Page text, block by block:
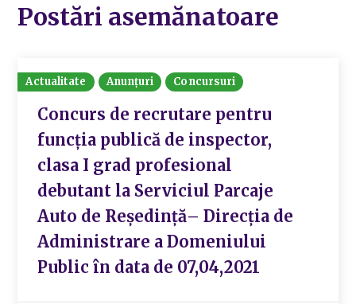
Postări asemănatoare
Actualitate Anunțuri Concursuri
Concurs de recrutare pentru
funcția publică de inspector,
clasa I grad profesional
debutant la Serviciul Parcaje
Auto de Reședință– Direcția de
Administrare a Domeniului
Public în data de 07,04,2021